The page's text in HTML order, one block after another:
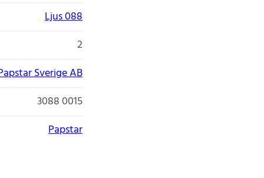
Ljus 088
2
Sverige AB
3088 0015
Papstar